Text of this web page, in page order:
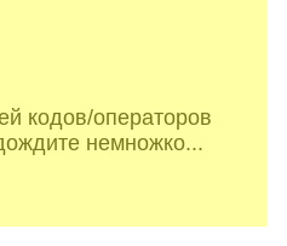
кодов/операторов
немножко...